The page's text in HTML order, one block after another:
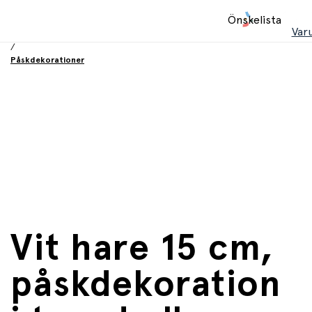
Önskelista
/
Påskdekorationer
Vit hare 15 cm,
påskdekoration